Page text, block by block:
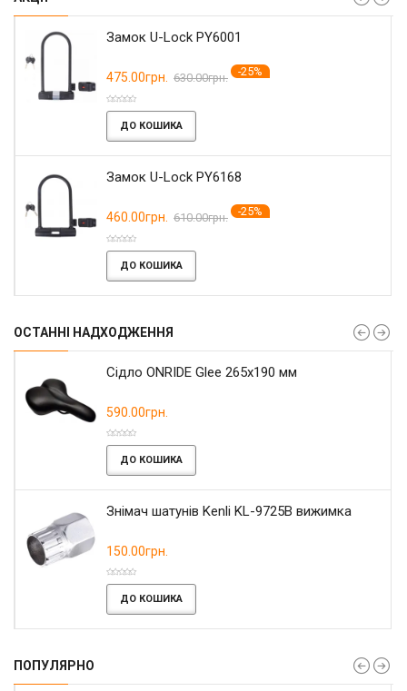
Замок U-Lock PY6001
475.00грн. 630.00грн. -25%
ДО КОШИКА
Замок U-Lock PY6168
460.00грн. 610.00грн. -25%
ДО КОШИКА
ОСТАННІ НАДХОДЖЕННЯ
Сідло ONRIDE Glee 265x190 мм
590.00грн.
ДО КОШИКА
Знімач шатунів Kenli KL-9725B вижимка
150.00грн.
ДО КОШИКА
ПОПУЛЯРНО